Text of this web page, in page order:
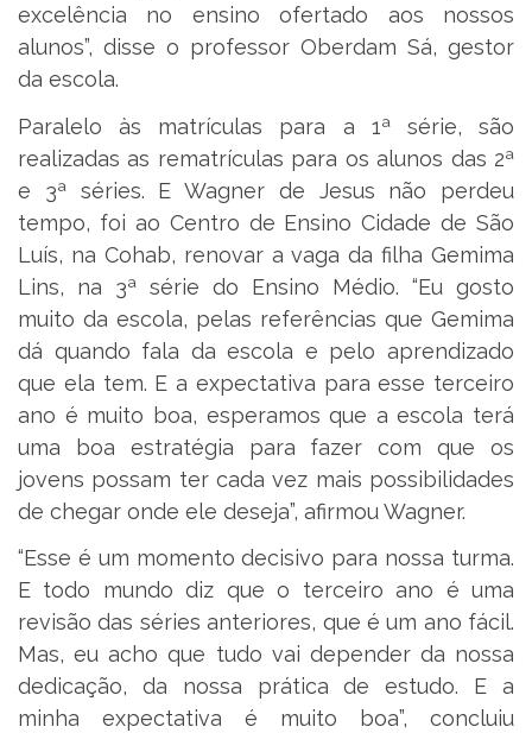
excelência no ensino ofertado aos nossos
alunos”, disse o professor Oberdam Sá, gestor
da escola.
Paralelo às matrículas para a 1ª série, são
realizadas as rematrículas para os alunos das 2ª
e 3ª séries. E Wagner de Jesus não perdeu
tempo, foi ao Centro de Ensino Cidade de São
Luís, na Cohab, renovar a vaga da filha Gemima
Lins, na 3ª série do Ensino Médio. “Eu gosto
muito da escola, pelas referências que Gemima
dá quando fala da escola e pelo aprendizado
que ela tem. E a expectativa para esse terceiro
ano é muito boa, esperamos que a escola terá
uma boa estratégia para fazer com que os
jovens possam ter cada vez mais possibilidades
de chegar onde ele deseja”, afirmou Wagner.
“Esse é um momento decisivo para nossa turma.
E todo mundo diz que o terceiro ano é uma
revisão das séries anteriores, que é um ano fácil.
Mas, eu acho que tudo vai depender da nossa
dedicação, da nossa prática de estudo. E a
minha expectativa é muito boa”, concluiu